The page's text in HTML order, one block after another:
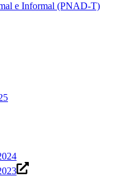
e Informal (PNAD-T)